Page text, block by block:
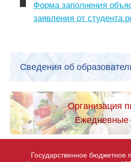
Форма заполнения
заявления от
Сведения об
Организация
Государственное бюджетное